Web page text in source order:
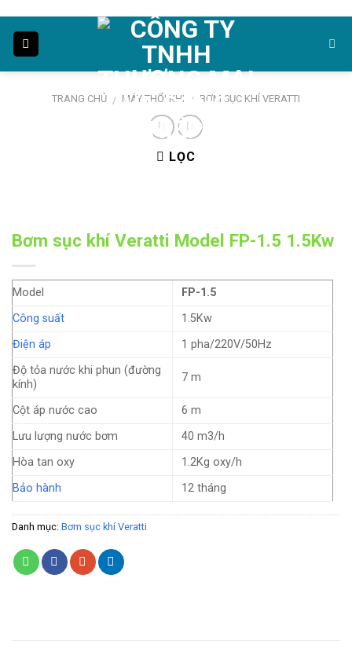
content
TRANG CHỦ / MÁY THỔI KHÍ / BƠM SỤC KHÍ VERATTI
LỌC
Bơm sục khí Veratti Model FP-1.5 1.5Kw
Model
FP-1.5
Công suất
1.5Kw
Điện áp
1 pha/220V/50Hz
Độ tỏa nước khi phun (đường
kính)
7 m
Cột áp nước cao
6 m
Lưu lượng nước bơm
40 m3/h
Hòa tan oxy
1.2Kg oxy/h
Bảo hành
12 tháng
Danh mục: Bơm sục khí Veratti